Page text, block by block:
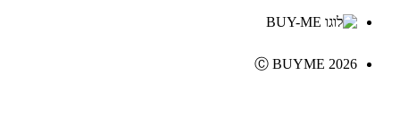
Ⓒ BUYME 2026